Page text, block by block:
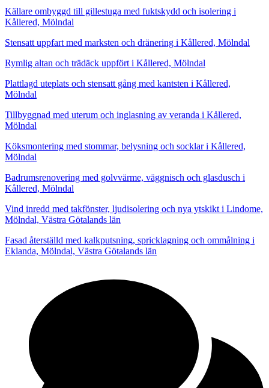
Källare ombyggd till gillestuga med fuktskydd och isolering i
Kållered, Mölndal
Stensatt uppfart med marksten och dränering i Kållered, Mölndal
Rymlig altan och trädäck uppfört i Kållered, Mölndal
Plattlagd uteplats och stensatt gång med kantsten i Kållered,
Mölndal
Tillbyggnad med uterum och inglasning av veranda i Kållered,
Mölndal
Köksmontering med stommar, belysning och socklar i Kållered,
Mölndal
Badrumsrenovering med golvvärme, väggnisch och glasdusch i
Kållered, Mölndal
Vind inredd med takfönster, ljudisolering och nya ytskikt i Lindome,
Mölndal, Västra Götalands län
Fasad återställd med kalkputsning, spricklagning och ommålning i
Eklanda, Mölndal, Västra Götalands län